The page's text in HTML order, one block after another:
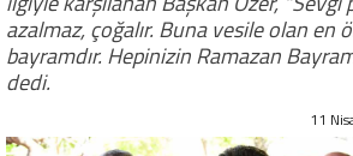
azalmaz, çoğalır. Buna vesile olan en
bayramdır. Hepinizin Ramazan
dedi.
11